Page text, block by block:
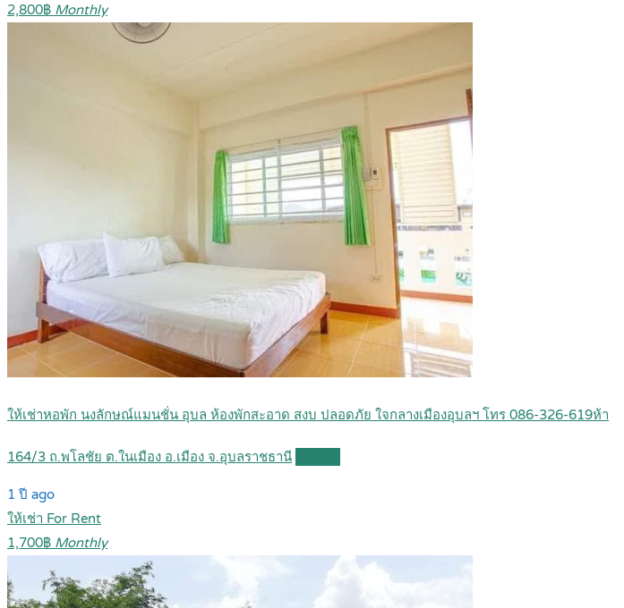
2,800฿ Monthly
ให้เช่าหอพัก นงลักษณ์แมนชั่น อุบล ห้องพักสะอาด สงบ ปลอดภัย ใจกลางเมืองอุบลฯ โทร 086-326-619ห้า
164/3 ถ.พโลชัย ต.ในเมือง อ.เมือง จ.อุบลราชธานี
1 ปี ago
ให้เช่า For Rent
1,700฿ Monthly